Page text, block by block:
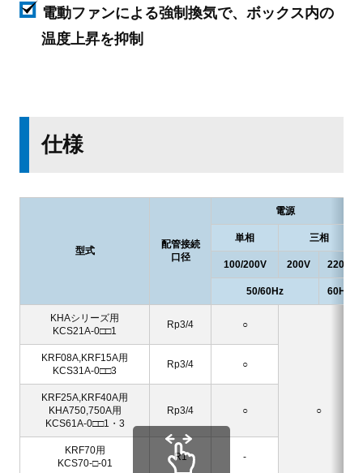
電動ファンによる強制換気で、ボックス内の
温度上昇を抑制
仕様
型式
配管接続
口径
電源
単相 三相
100/200V 200V 220V
50/60Hz 60Hz
KHAシリーズ用
KCS21A-0□□1
Rp3/4 ○
○
KRF08A,KRF15A用
KCS31A-0□□3
Rp3/4 ○
KRF25A,KRF40A用
KHA750,750A用
KCS61A-0□□1・3
Rp3/4 ○
KRF70用
KCS70-□-01
R1 -